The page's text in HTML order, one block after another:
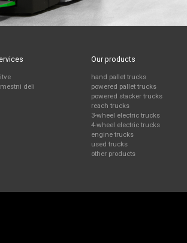
deli
Our products
hand pallet trucks
powered pallet trucks
powered stacker trucks
reach trucks
3-wheel electric trucks
4-wheel electric trucks
engine trucks
used trucks
other products